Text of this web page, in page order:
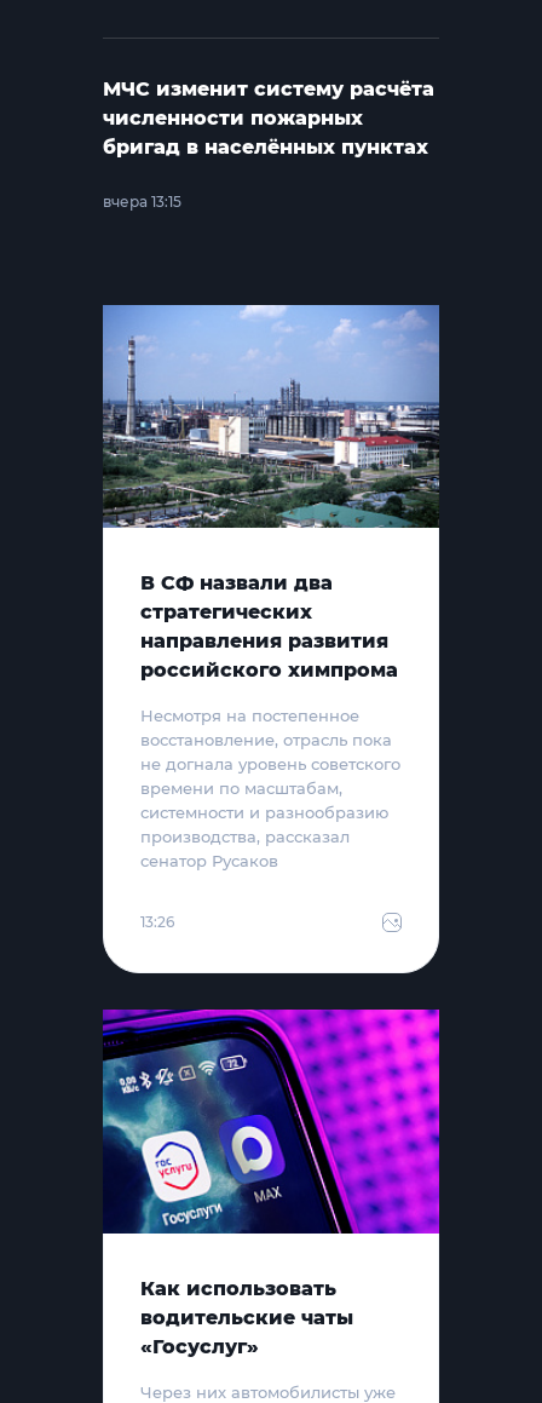
МЧС изменит систему расчёта
численности пожарных
бригад в населённых пунктах
вчера 13:15
В СФ назвали два
стратегических
направления развития
российского химпрома
Несмотря на постепенное
восстановление, отрасль пока
не догнала уровень советского
времени по масштабам,
системности и разнообразию
производства, рассказал
сенатор Русаков
13:26
Как использовать
водительские чаты
«Госуслуг»
Через них автомобилисты уже